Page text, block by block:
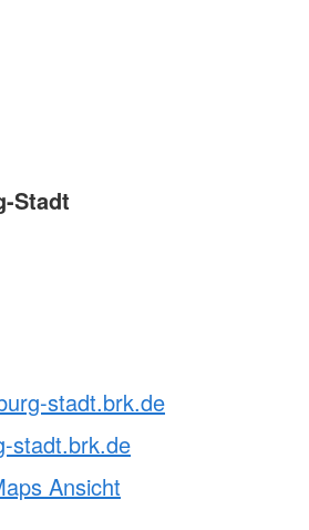
Stadt
stadt.brk.de
stadt.brk.de
Ansicht